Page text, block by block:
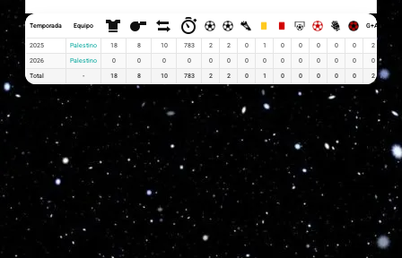
Temporada Equipo G+A
2025 Palestino 18 8 10 783 2 2 0 1 0 0 0 0 0 2 0.11
2026 Palestino 0 0 0 0 0 0 0 0 0 0 0 0 0 0
Total - 18 8 10 783 2 2 0 1 0 0 0 0 0 2 0.11